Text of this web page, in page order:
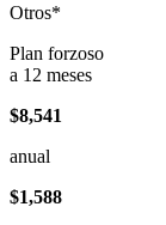
Otros*
Plan forzoso
a 12 meses
$8,541
anual
$1,588